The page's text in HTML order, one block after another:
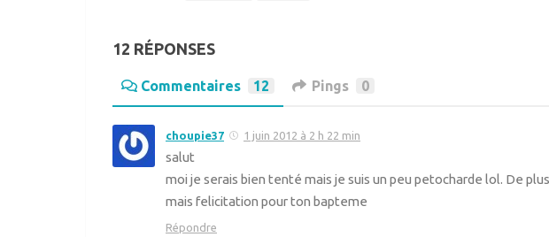
12 RÉPONSES
Commentaires 12 Pings 0
choupie37 1 juin 2012 à 2 h 22 min
salut
moi je serais bien tenté mais je suis un peu petocharde lol. De
mais felicitation pour ton bapteme
Répondre